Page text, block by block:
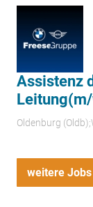
Assistenz
Oldenburg
weitere Jobs